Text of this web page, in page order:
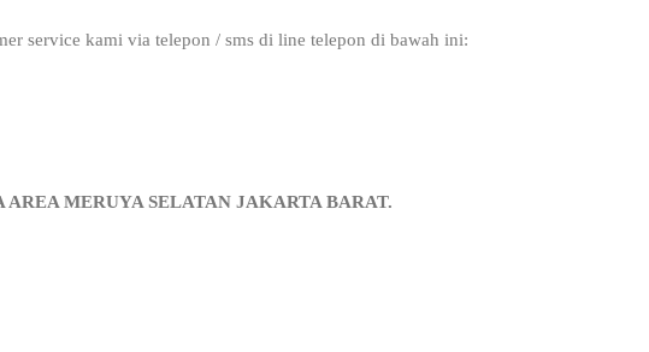
service kami via telepon / sms di line telepon di bawah ini:
MERUYA SELATAN JAKARTABARAT.